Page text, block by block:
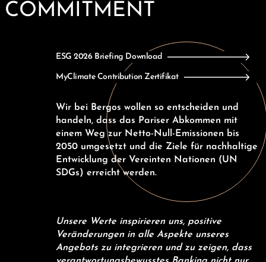
COMMITMENT
ESG 2026 Briefing Download
MyClimate Contribution Zertifikat
Wir bei Bergos wollen so entscheiden und
handeln, dass das Pariser Abkommen mit
einem Weg zur Netto-Null-Emissionen bis
2050 umgesetzt und die Ziele für nachhaltige
Entwicklung der Vereinten Nationen (UN
SDGs) erreicht werden.
Unsere Werte inspirieren uns, positive
Veränderungen in alle Aspekte unseres
Angebots zu integrieren und zu zeigen, dass